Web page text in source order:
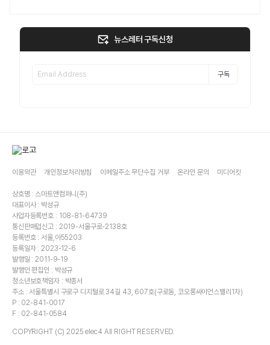
뉴스레터 구독신청
구독
이용약관 개인정보처리방침 이메일주소 무단수집 거부 온라인 문의 미디어킷
상호명 : 스마트앤컴퍼니(주)
대표이사 : 박성규
사업자등록번호 : 108-81-64739
통신판매업신고 : 2019-서울구로-2138호
등록번호 : 서울,아55203
등록일자 : 2023-12-6
발행일 : 2011-9-19
발행인·편집인 : 박성규
청소년보호책임자 : 박종서
주소 : 서울특별시 구로구 디지털로 34길 43, 607호(구로동, 코오롱싸이언스밸리1차)
P : 02-841-0017
F : 02-841-0584
COPYRIGHT (C) 2025 elec4 All RIGHT RESERVED.